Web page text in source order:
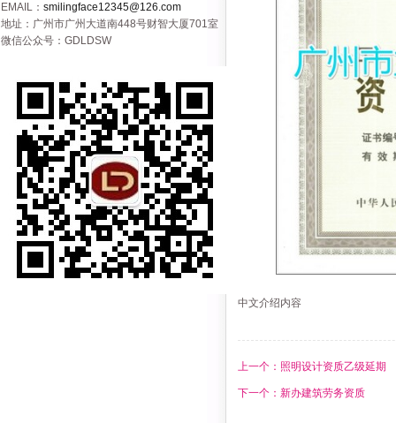
EMAIL： smilingface12345@126.com
地址：广州市广州大道南448号财智大厦701室
微信公众号：GDLDSW
中文介绍内容
上一个：照明设计资质乙级延期
下一个：新办建筑劳务资质